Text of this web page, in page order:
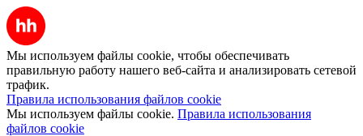
Мы используем файлы cookie, чтобы обеспечивать
правильную работу нашего веб-сайта и анализировать сетевой
трафик.
Правила использования файлов cookie
Мы используем файлы cookie. Правила использования
файлов cookie